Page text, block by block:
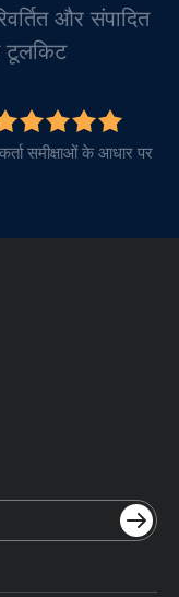
और संपादित
समीक्षाओं के आधार पर